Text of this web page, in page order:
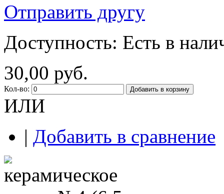
Отправить другу
Доступность: Есть в
30,00 руб.
Кол-во: Добавить в корзину
ИЛИ
| Добавить в сравнение